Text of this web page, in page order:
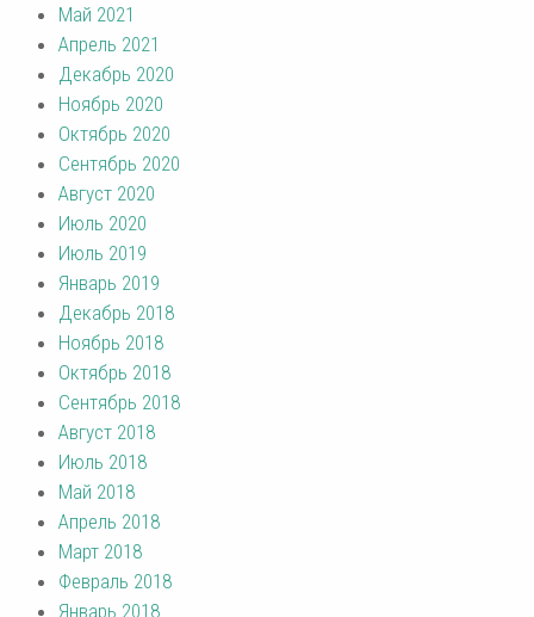
Май 2021
Апрель 2021
Декабрь 2020
Ноябрь 2020
Октябрь 2020
Сентябрь 2020
Август 2020
Июль 2020
Июль 2019
Январь 2019
Декабрь 2018
Ноябрь 2018
Октябрь 2018
Сентябрь 2018
Август 2018
Июль 2018
Май 2018
Апрель 2018
Март 2018
Февраль 2018
Январь 2018